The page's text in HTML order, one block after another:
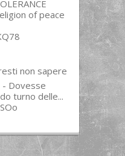
of peace
non sapere
- Dovesse
turno delle...